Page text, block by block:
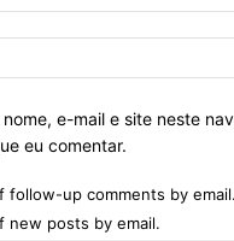
nome, e-mail e site neste
eu comentar.
follow-up comments by email.
new posts by email.